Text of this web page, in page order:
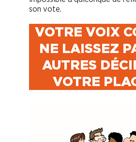
son vote.
VOTRE VOIX
NE LAISSEZ
AUTRES
VOTRE